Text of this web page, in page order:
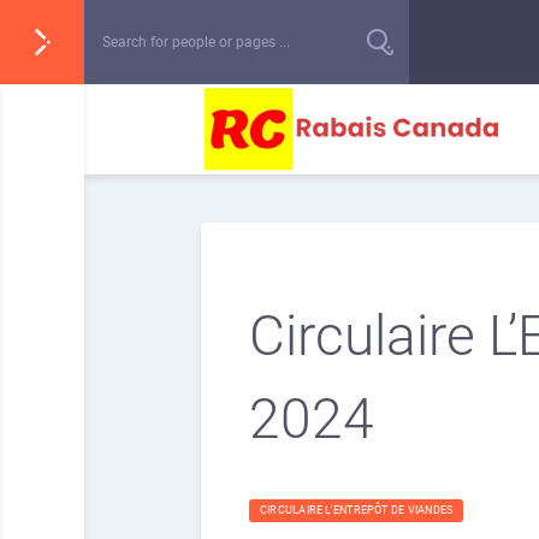
Circulaire
2024
CIRCULAIRE L'ENTREPÔT DE VIANDES